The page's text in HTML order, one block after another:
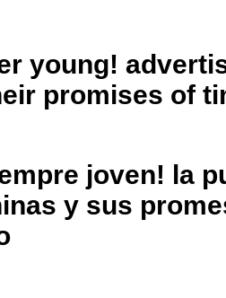
young!
promises of
joven! la
y sus